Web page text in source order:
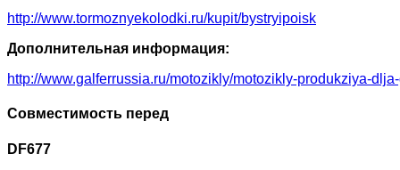
http://www.tormoznyekolodki.ru/kupit/bystryipoisk
Дополнительная информация:
http://www.galferrussia.ru/motozikly/motozikly-produkziya-
Совместимость перед
DF677